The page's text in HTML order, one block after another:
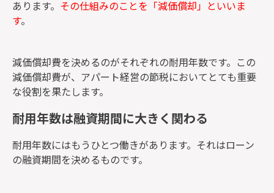
あります。 その仕組みのことを「減価償却」といいま
す。
減価償却費を決めるのがそれぞれの耐用年数です。この
減価償却費が、アパート経営の節税においてとても重要
な役割を果たします。
耐用年数は融資期間に大きく関わる
耐用年数にはもうひとつ働きがあります。それはローン
の融資期間を決めるものです。